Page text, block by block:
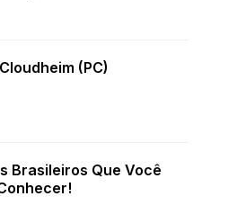
(PC)
Brasileiros Que Você